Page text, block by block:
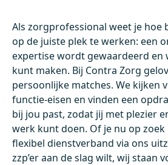
Als zorgprofessional weet je hoe
op de juiste plek te werken: een
expertise wordt gewaardeerd en
kunt maken. Bij Contra Zorg
persoonlijke matches. We kijken
functie-eisen en vinden een
bij jou past, zodat jij met plezier
werk kunt doen. Of je nu op zoek
flexibel dienstverband via ons
zzp’er aan de slag wilt, wij staan